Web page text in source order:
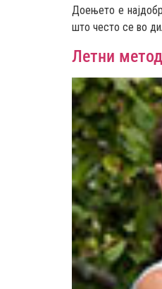
Доењето е
што често се во
Летни